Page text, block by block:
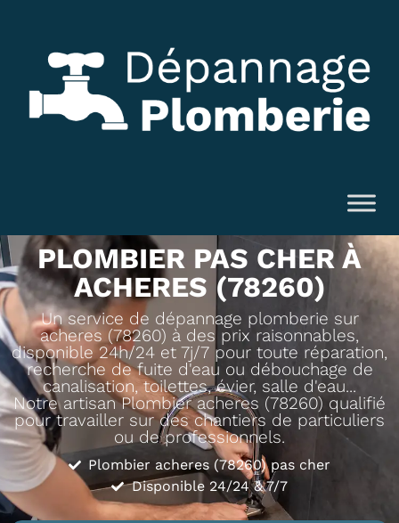
PLOMBIER PAS CHER À
ACHERES (78260)
Un service de dépannage plomberie sur
acheres (78260) à des prix raisonnables,
disponible 24h/24 et 7j/7 pour toute réparation,
recherche de fuite d'eau ou débouchage de
canalisation, toilettes, évier, salle d'eau...
Notre artisan Plombier acheres (78260) qualifié
pour travailler sur des chantiers de particuliers
ou de professionnels.
Plombier acheres (78260) pas cher
Disponible 24/24 & 7/7